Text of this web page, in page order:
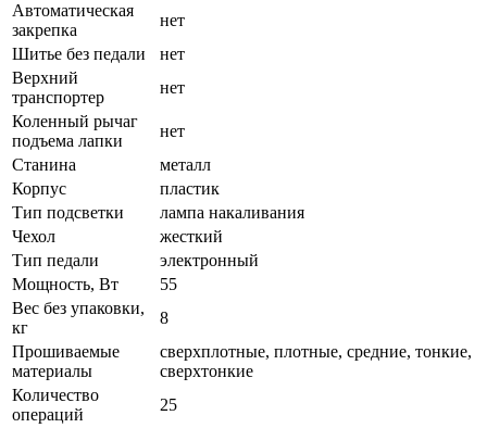
Автоматическая
закрепка
нет
Шитье без педали
нет
Верхний
транспортер
нет
Коленный рычаг
подъема лапки
нет
Станина
металл
Корпус
пластик
Тип подсветки
лампа накаливания
Чехол
жесткий
Тип педали
электронный
Мощность, Вт
55
Вес без упаковки,
кг
8
Прошиваемые
материалы
сверхплотные, плотные, средние, тонкие,
сверхтонкие
Количество
операций
25